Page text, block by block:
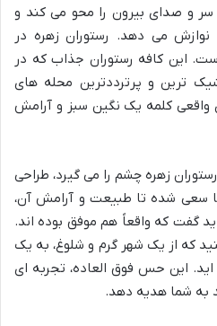
و صدای بیرون را محو می کند و
می دهد. رستوران زهره در
این کافه رستوران جذاب که در
ترین و پرترددترین محله های
واقعی کلمه یک نگین سبز و آرامش
زهره چشم را می گیرد، طراحی
سعی شده تا طبیعت و آرامش آن،
گفت که واقعاً هم موفق بوده اند.
که از یک شهر گرم و شلوغ، به یک
این حس فوق العاده، تجربه ای
به شما هدیه دهد.